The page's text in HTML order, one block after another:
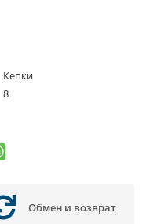
Кепки
8
Обмен и возврат